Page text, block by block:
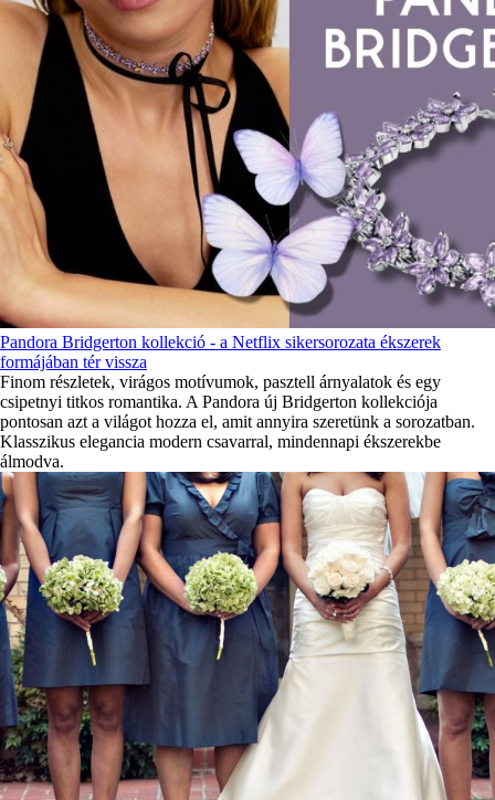
Pandora Bridgerton kollekció - a Netflix sikersorozata ékszerek
formájában tér vissza
Finom részletek, virágos motívumok, pasztell árnyalatok és egy
csipetnyi titkos romantika. A Pandora új Bridgerton kollekciója
pontosan azt a világot hozza el, amit annyira szeretünk a sorozatban.
Klasszikus elegancia modern csavarral, mindennapi ékszerekbe
álmodva.